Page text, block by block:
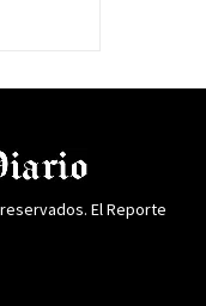
El Reporte